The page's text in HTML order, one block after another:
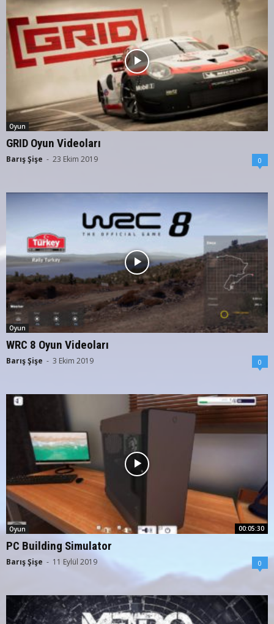
Oyun
GRID Oyun Videoları
Barış Şişe - 23 Ekim 2019 0
Oyun
WRC 8 Oyun Videoları
Barış Şişe - 3 Ekim 2019 0
00:05:30
Oyun
PC Building Simulator
Barış Şişe - 11 Eylül 2019 0